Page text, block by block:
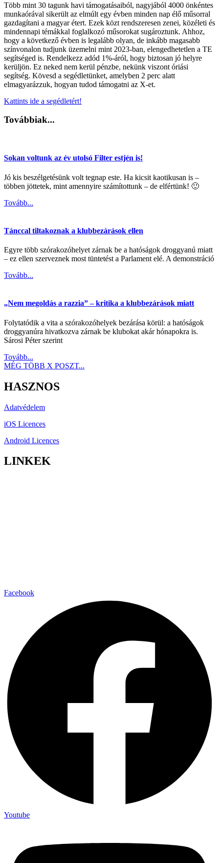
Több mint 30 tagunk havi támogatásaiból, nagyjából 4000 önkéntes
munkaórával sikerült az elmúlt egy évben minden nap élő műsorral
gazdagítani a magyar étert. Ezek közt rendszeresen zenei, közéleti és
mindennapi témákkal foglalkozó műsorokat sugároztunk. Ahhoz,
hogy a következő évben is legalább olyan, de inkább magasabb
színvonalon tudjunk üzemelni mint 2023-ban, elengedhetetlen a TE
segítséged is. Rendelkezz adód 1%-áról, hogy biztosan jó helyre
kerüljön. Ez neked nem kerül pénzbe, nekünk viszont óriási
segítség. Kövesd a segédletünket, amelyben 2 perc alatt
elmagyarázzuk, hogyan tudod támogatni az X-et.
Kattints ide a segédletért!
Továbbiak...
Sokan voltunk az év utolsó Filter estjén is!
Jó kis beszélgetésünk volt tegnap este. Ha kicsit kaotikusan is –
többen jöttetek, mint amennyire számítottunk – de elfértünk! 🙂
Tovább...
Tánccal tiltakoznak a klubbezárások ellen
Egyre több szórakozóhelyet zárnak be a hatóságok droggyanú miatt
– ez ellen szerveznek most tüntetést a Parlament elé. A demonstráció
Tovább...
„Nem megoldás a razzia” – kritika a klubbezárások miatt
Folytatódik a vita a szórakozóhelyek bezárása körül: a hatóságok
droggyanúra hivatkozva zárnak be klubokat akár hónapokra is.
Sárosi Péter szerint
Tovább...
MÉG TÖBB X POSZT...
HASZNOS
Adatvédelem
iOS Licences
Android Licences
LINKEK
Facebook
Youtube